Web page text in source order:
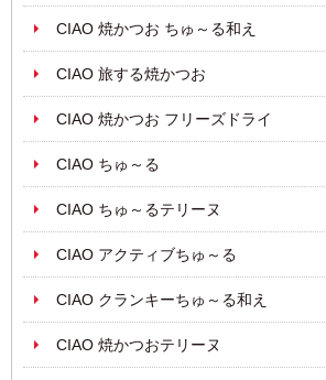
CIAO 焼かつお ちゅ～る和え
CIAO 旅する焼かつお
CIAO 焼かつお フリーズドライ
CIAO ちゅ～る
CIAO ちゅ～るテリーヌ
CIAO アクティブちゅ～る
CIAO クランキーちゅ～る和え
CIAO 焼かつおテリーヌ